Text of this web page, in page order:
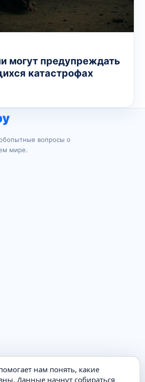
могут предупреждать
катастрофах
вопросы о
мире.
нам понять, какие
Данные начнут собираться